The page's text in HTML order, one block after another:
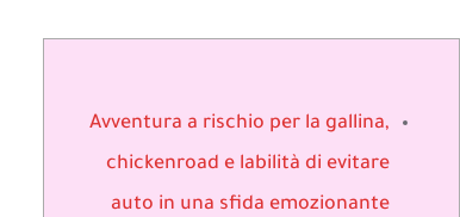
Avventura a rischio per la gallina,
chickenroad e labilità di evitare
auto in una sfida emozionante